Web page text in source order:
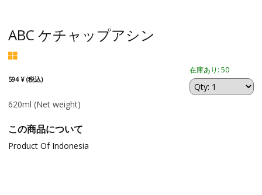
ABC ケチャップアシン
594 ¥ (税込)
在庫あり: 50
620ml (Net weight)
この商品について
Product Of Indonesia